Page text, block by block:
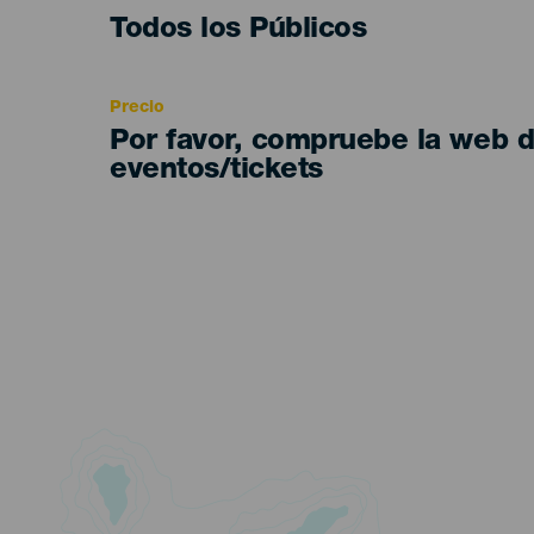
Edad
Todos los Públicos
Precio
Por favor, compruebe la web
eventos/tickets